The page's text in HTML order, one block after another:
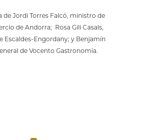
de Jordi Torres Falcó, ministro de
de Andorra; Rosa Gili Casals,
Escaldes-Engordany; y Benjamín
de Vocento Gastronomía.